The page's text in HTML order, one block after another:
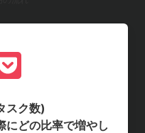
c
スク数)
にどの比率で増やし